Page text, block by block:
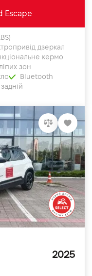
Escape
дзеркал
кермо
зон
Bluetooth
2025